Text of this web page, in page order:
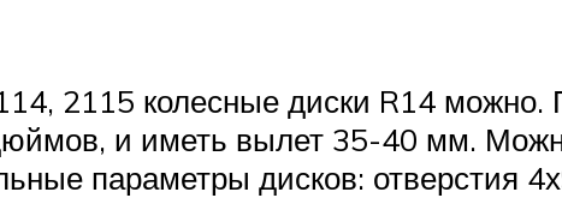
2115 колесные диски R14 можно.
и иметь вылет 35-40 мм.
параметры дисков: отверстия